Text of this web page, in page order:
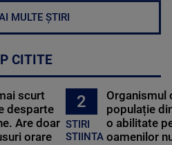
MULTE ȘTIRI
CITITE
scurt
desparte
Are doar
orare
2
STIRI
STIINTA
Organismul
populație
o abilitate
oamenilor